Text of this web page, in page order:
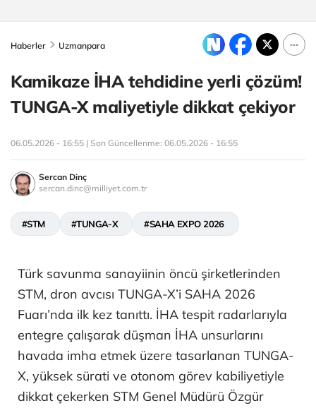
Haberler Uzmanpara
Kamikaze İHA tehdidine yerli çözüm!
TUNGA-X maliyetiyle dikkat çekiyor
06.05.2026 - 16:55 | Son Güncellenme: 06.05.2026 - 16:55
Sercan Dinç
sercan.dinc@milliyet.com.tr
#STM #TUNGA-X #SAHA EXPO 2026
Türk savunma sanayiinin öncü şirketlerinden
STM, dron avcısı TUNGA-X’i SAHA 2026
Fuarı’nda ilk kez tanıttı. İHA tespit radarlarıyla
entegre çalışarak düşman İHA unsurlarını
havada imha etmek üzere tasarlanan TUNGA-
X, yüksek sürati ve otonom görev kabiliyetiyle
dikkat çekerken STM Genel Müdürü Özgür